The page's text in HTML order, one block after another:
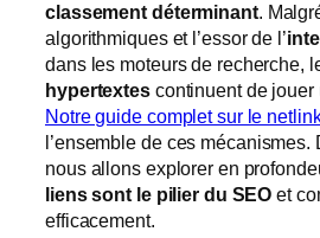
classement déterminant.
algorithmiques et l’essor de l’
dans les moteurs de recherche,
hypertextescontinuent de jouer
Notre guide complet sur le
l’ensemble de ces mécanismes.
nous allons explorer en
liens sont le pilier du SEO et
efficacement.